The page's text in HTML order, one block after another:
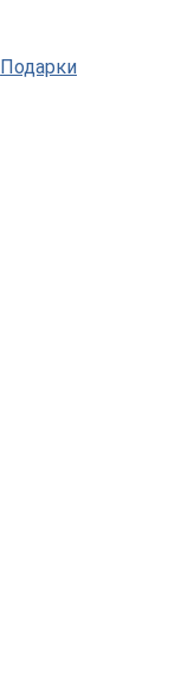
Подарки